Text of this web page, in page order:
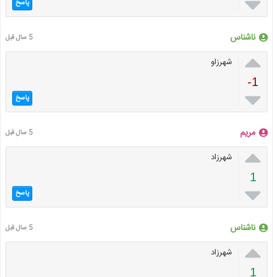
پاسخ
ناشناس 5 سال قبل

-1

شهرزاو
پاسخ
مریم 5 سال قبل

1

شهرزاد
پاسخ
ناشناس 5 سال قبل

1
شهرزاد